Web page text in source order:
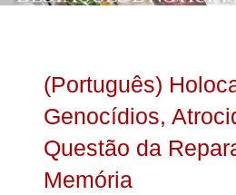
(Português)
Genocídios,
Questão da
Memória